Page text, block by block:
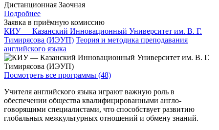
Дистанционная Заочная
Подробнее
Заявка в приёмную комиссию
КИУ — Казанский Инновационный Университет им. В. Г.
Тимирясова (ИЭУП) Теория и методика преподавания
английского языка
Посмотреть все программы (48)
Учителя английского языка играют важную роль в
обеспечении общества квалифицированными англо-
говорящими специалистами, что способствует развитию
глобальных межкультурных отношений и обмену знаний.